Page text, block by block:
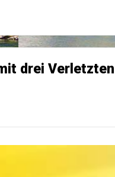
drei Verletzten